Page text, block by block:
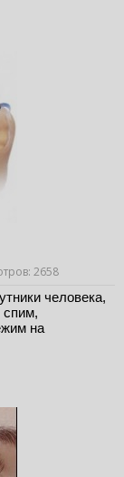
2658
человека,
спим,
на